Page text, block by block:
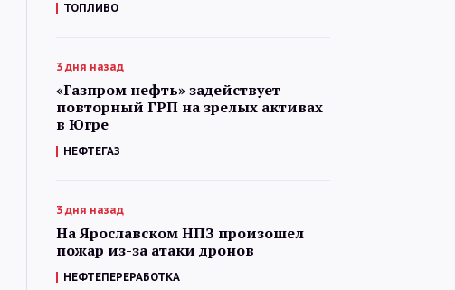
ТОПЛИВО
3 дня назад
«Газпром нефть» задействует
повторный ГРП на зрелых активах
в Югре
НЕФТЕГАЗ
3 дня назад
На Ярославском НПЗ произошел
пожар из-за атаки дронов
НЕФТЕПЕРЕРАБОТКА